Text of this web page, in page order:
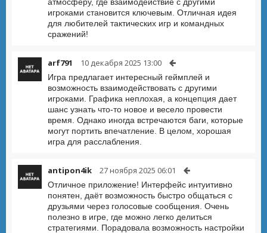
игроками становится ключевым. Отличная идея
для любителей тактических игр и командных
сражений!
arf791 10 декабря 2025 13:00
Игра предлагает интересный геймплей и
возможность взаимодействовать с другими
игроками. Графика неплохая, а концепция дает
шанс узнать что-то новое и весело провести
время. Однако иногда встречаются баги, которые
могут портить впечатление. В целом, хорошая
игра для расслабления.
antipon4ik 27 ноября 2025 06:01
Отличное приложение! Интерфейс интуитивно
понятен, даёт возможность быстро общаться с
друзьями через голосовые сообщения. Очень
полезно в игре, где можно легко делиться
стратегиями. Порадовала возможность настройки